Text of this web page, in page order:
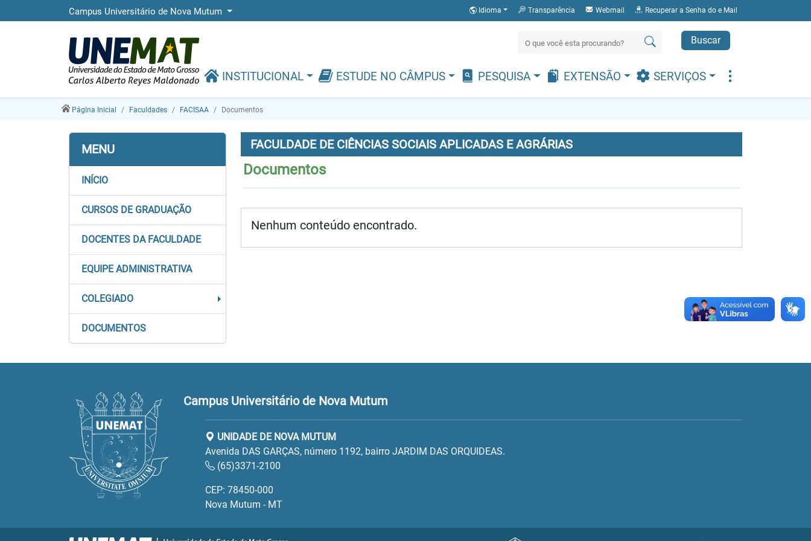
Campus Universitário de Nova Mutum Idioma Transparência Webmail Recuperar a Senha do e Mail
Buscar
INSTITUCIONAL ESTUDE NO CÂMPUS PESQUISA EXTENSÃO SERVIÇOS
Página Inicial Faculdades FACISAA Documentos
MENU
INÍCIO
CURSOS DE GRADUAÇÃO
DOCENTES DA FACULDADE
EQUIPE ADMINISTRATIVA
COLEGIADO
DOCUMENTOS
FACULDADE DE CIÊNCIAS SOCIAIS APLICADAS E AGRÁRIAS
Documentos
Nenhum conteúdo encontrado.
Campus Universitário de Nova Mutum
UNIDADE DE NOVA MUTUM
Avenida DAS GARÇAS, número 1192, bairro JARDIM DAS ORQUIDEAS.
(65)3371-2100
CEP: 78450-000
Nova Mutum - MT